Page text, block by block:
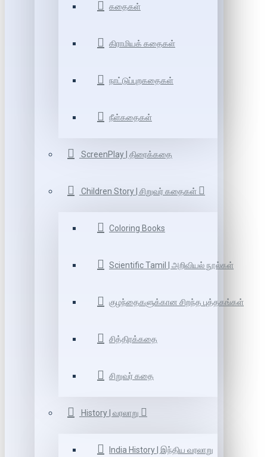
கதைகள்
கிராமியக் கதைகள்
நாட்டுப்புறகதைகள்
நீள்கதைகள்
ScreenPlay | திரைக்கதை
Children Story | சிறுவர் கதைகள்
Coloring Books
Scientific Tamil | அறிவியல் நூல்கள்
குழந்தைகளுக்கான சிறந்த புத்தகங்கள்
சித்திரக்கதை
சிறுவர் கதை
History | வரலாறு
India History | இந்திய வரலாறு